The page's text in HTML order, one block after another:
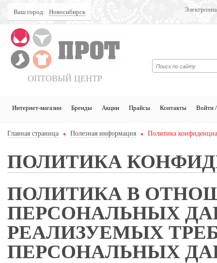
Ваш город: Новосибирск
ОПТОВЫЙ ЦЕНТР
Интернет-магазин Бренды Акции Прайсы Контакты Войти /
Главная страница Полезная информация Политика
ПОЛИТИКА
ПОЛИТИКА В
ПЕРСОНАЛЬНЫХ
РЕАЛИЗУЕМЫХ
ПЕРСОНАЛЬНЫХ